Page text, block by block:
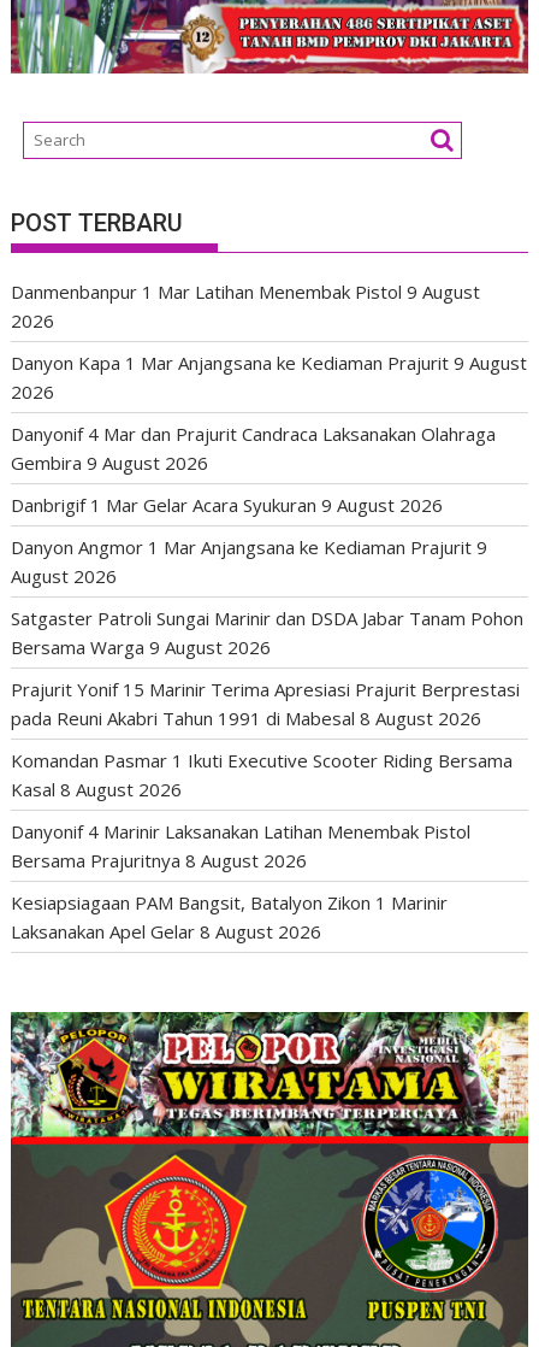
POST TERBARU
Danmenbanpur 1 Mar Latihan Menembak Pistol 9 August
2026
Danyon Kapa 1 Mar Anjangsana ke Kediaman Prajurit 9 August
2026
Danyonif 4 Mar dan Prajurit Candraca Laksanakan Olahraga
Gembira 9 August 2026
Danbrigif 1 Mar Gelar Acara Syukuran 9 August 2026
Danyon Angmor 1 Mar Anjangsana ke Kediaman Prajurit 9
August 2026
Satgaster Patroli Sungai Marinir dan DSDA Jabar Tanam Pohon
Bersama Warga 9 August 2026
Prajurit Yonif 15 Marinir Terima Apresiasi Prajurit Berprestasi
pada Reuni Akabri Tahun 1991 di Mabesal 8 August 2026
Komandan Pasmar 1 Ikuti Executive Scooter Riding Bersama
Kasal 8 August 2026
Danyonif 4 Marinir Laksanakan Latihan Menembak Pistol
Bersama Prajuritnya 8 August 2026
Kesiapsiagaan PAM Bangsit, Batalyon Zikon 1 Marinir
Laksanakan Apel Gelar 8 August 2026